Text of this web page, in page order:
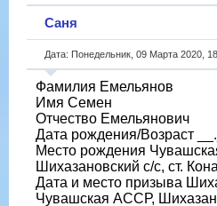
Саня
Дата: Понедельник, 09 Марта 2020,
Фамилия Емельянов
Имя Семен
Отчество Емельянович
Дата рождения/Возраст
Место рождения
Шихазановский с/с, ст.
Дата и место призыва
Чувашская АССР,